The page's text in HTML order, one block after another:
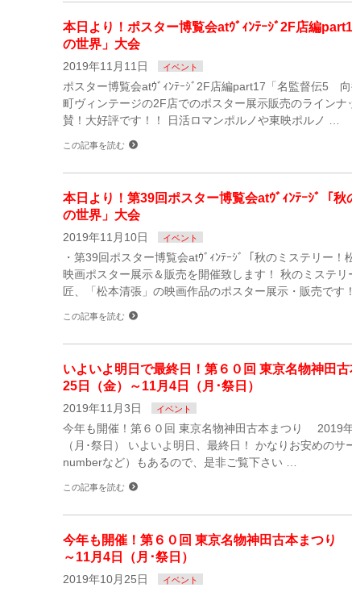
本日より！ポスター博覧会atｳﾞｨﾝﾃｰｼﾞ2F店編
の世界」大会
2019年11月11日 イベント
ポスター博覧会atｳﾞｨﾝﾃｰｼﾞ2F店編part17「名監督伝5
町ヴィンテージの2F店でのポスター展示販売のラインナ
賛！大好評です！！ 日活ロマンポルノや東映ポルノ …
この記事を読む
本日より！第39回ポスター博覧会atｳﾞｨﾝﾃｰｼﾞ「
の世界」大会
2019年11月10日 イベント
・第39回ポスター博覧会atｳﾞｨﾝﾃｰｼﾞ「秋のミステリー！
映画ポスター展示＆販売を開催致します！ 秋のミステ
匠、「松本清張」の映画作品のポスター展示・販売です
この記事を読む
いよいよ明日で最終日！第６０回 東京名物神田
25日（金）～11月4日（月･祭日）
2019年11月3日 イベント
今年も開催！第６０回 東京名物神田古本まつり 2019
（月･祭日） いよいよ明日、最終日！ かなりお安めのサ
numberなど）もあるので、是非ご覧下さい …
この記事を読む
今年も開催！第６０回 東京名物神田古本まつり
～11月4日（月･祭日）
2019年10月25日 イベント